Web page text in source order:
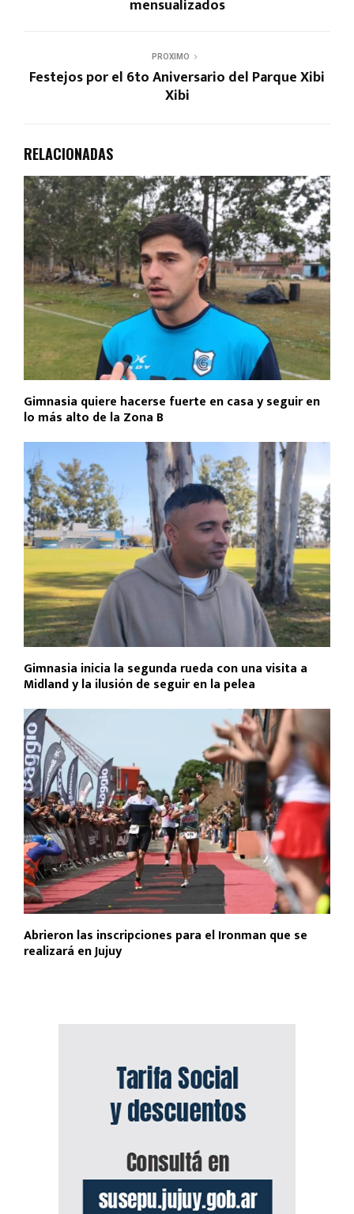
mensualizados
PROXIMO
Festejos por el 6to Aniversario del Parque Xibi
Xibi
RELACIONADAS
Gimnasia quiere hacerse fuerte en casa y seguir en
lo más alto de la Zona B
Gimnasia inicia la segunda rueda con una visita a
Midland y la ilusión de seguir en la pelea
Abrieron las inscripciones para el Ironman que se
realizará en Jujuy